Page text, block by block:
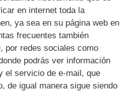
en internet toda la
ya sea en su página web en
frecuentes también
por redes sociales como
podrás ver información
el servicio de e-mail, que
de igual manera sigue siendo